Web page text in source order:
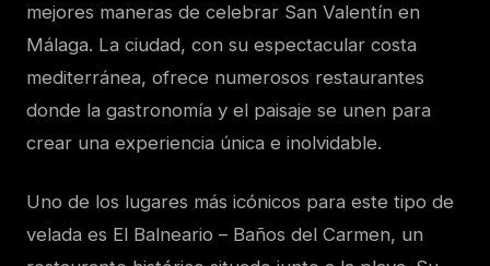
mejores maneras de celebrar San Valentín en
Málaga. La ciudad, con su espectacular costa
mediterránea, ofrece numerosos restaurantes
donde la gastronomía y el paisaje se unen para
crear una experiencia única e inolvidable.
Uno de los lugares más icónicos para este tipo de
velada es El Balneario – Baños del Carmen, un